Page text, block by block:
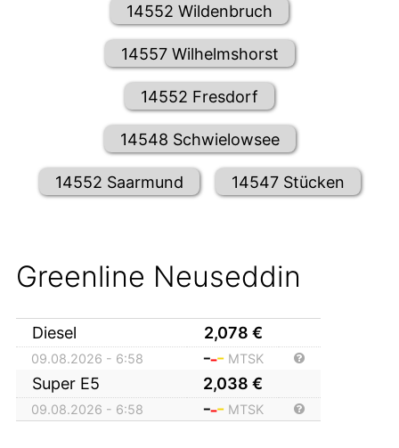
14552 Wildenbruch
14557 Wilhelmshorst
14552 Fresdorf
14548 Schwielowsee
14552 Saarmund 14547 Stücken
Greenline Neuseddin
Diesel 2,078 €
09.08.2026 - 6:58 MTSK
Super E5 2,038 €
09.08.2026 - 6:58 MTSK